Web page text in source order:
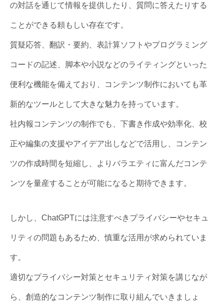
の対話を通じて情報を提供したり、質問に答えたりする
ことができる頼もしい存在です。
質疑応答、翻訳・要約、表計算ソフトやプログラミング
コードの記述、脚本や小説などのライティングといった
便利な機能を備えており、コンテンツ制作においても革
新的なツールとして大きな魅力を持っています。
社内報コンテンツの制作でも、下書き作成や効率化、校
正や編集の支援やアイデア出しなどで活用し、コンテン
ツの作成時間を短縮し、よりバラエティに富んだコンテ
ンツを量産することが可能になると期待できます。
しかし、ChatGPTには注意すべきプライバシーやセキュ
リティの問題もあるため、慎重な活用が求められていま
す。
適切なプライバシー対策とセキュリティ対策を講じなが
ら、創造的なコンテンツ制作に取り組んでいきましょ